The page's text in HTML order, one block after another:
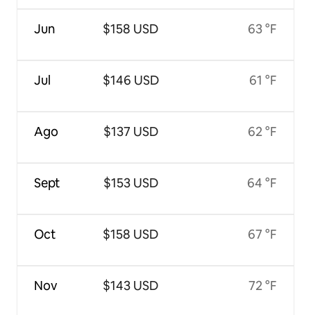
Jun
Jul
Ago
Sept
Oct
Nov
$158 USD
$146 USD
$137 USD
$153 USD
$158 USD
$143 USD
63 °F
61 °F
62 °F
64 °F
67 °F
72 °F